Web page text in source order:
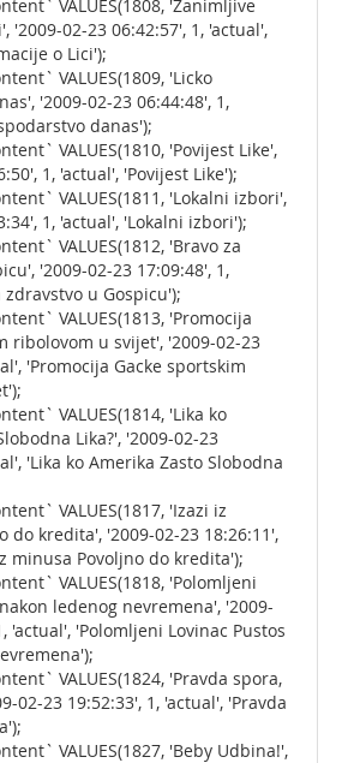
VALUES(1808, 'Zanimljive
'2009-02-23 06:42:57', 1, 'actual',
o Lici');
VALUES(1809, 'Licko
'2009-02-23 06:44:48', 1,
danas');
VALUES(1810, 'Povijest Like',
1, 'actual', 'Povijest Like');
VALUES(1811, 'Lokalni izbori',
1, 'actual', 'Lokalni izbori');
VALUES(1812, 'Bravo za
'2009-02-23 17:09:48', 1,
zdravstvo u Gospicu');
VALUES(1813, 'Promocija
ribolovom u svijet', '2009-02-23
'Promocija Gacke sportskim
VALUES(1814, 'Lika ko
Lika?', '2009-02-23
'Lika ko Amerika Zasto Slobodna
VALUES(1817, 'Izazi iz
do kredita', '2009-02-23 18:26:11',
minusa Povoljno do kredita');
VALUES(1818, 'Polomljeni
ledenog nevremena', '2009-
'actual', 'Polomljeni Lovinac Pustos
VALUES(1824, 'Pravda spora,
02-23 19:52:33', 1, 'actual', 'Pravda
VALUES(1827, 'Beby Udbina!',